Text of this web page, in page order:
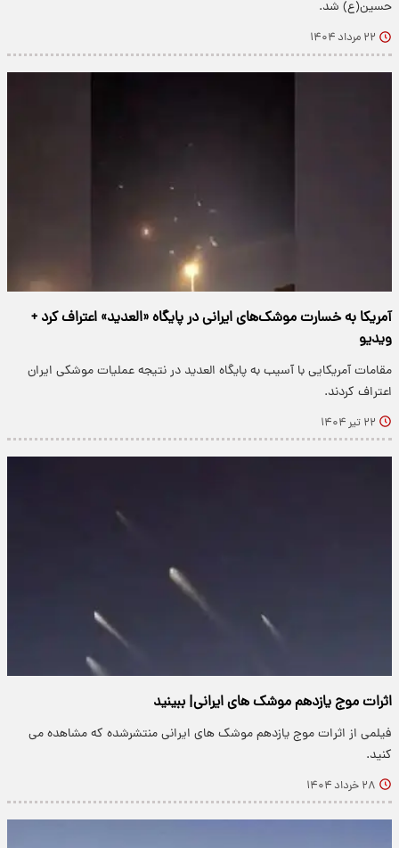
حسین(ع) شد.
۲۲ مرداد ۱۴۰۴
آمریکا به خسارت موشک‌های ایرانی در پایگاه «العدید» اعتراف کرد +
ویدیو
مقامات آمریکایی با آسیب به پایگاه العدید در نتیجه عملیات موشکی ایران
اعتراف کردند.
۲۲ تیر ۱۴۰۴
اثرات موج یازدهم موشک های ایرانی| ببینید
فیلمی از اثرات موج یازدهم موشک های ایرانی منتشرشده که مشاهده می
کنید.
۲۸ خرداد ۱۴۰۴